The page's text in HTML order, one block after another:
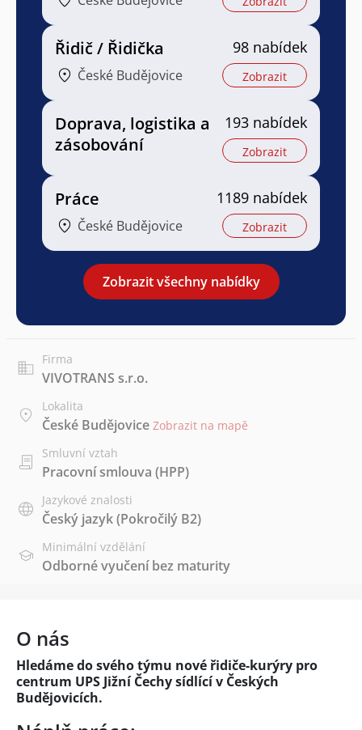
Řidič / Řidička
České Budějovice
98 nabídek
Zobrazit
Doprava, logistika a
zásobování
193 nabídek
Zobrazit
Práce
České Budějovice
1189 nabídek
Zobrazit
Zobrazit všechny nabídky
Firma
VIVOTRANS s.r.o.
Lokalita
České Budějovice Zobrazit na mapě
Smluvní vztah
Pracovní smlouva (HPP)
Jazykové znalosti
Český jazyk(Pokročilý B2)
Minimální vzdělání
Odborné vyučení bez maturity
O nás
Hledáme do svého týmu nové řidiče-kurýry pro
centrum UPS Jižní Čechy sídlící v Českých
Budějovicích.